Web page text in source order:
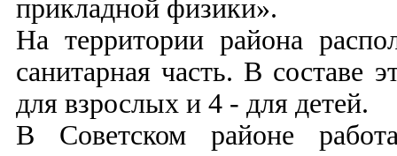
прикладной физики».
На территории района
санитарная часть. В составе
для взрослых и 4 - для детей.
В Советском районе